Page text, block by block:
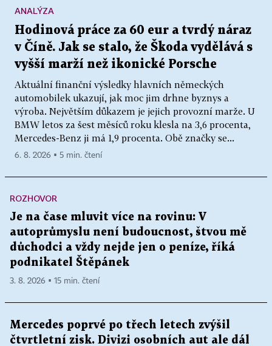
Hodinová práce za 60 eur a tvrdý náraz
v Číně. Jak se stalo, že Škoda vydělává s
vyšší marží než ikonické Porsche
Aktuální finanční výsledky hlavních německých
automobilek ukazují, jak moc jim drhne byznys a
výroba. Největším důkazem je jejich provozní marže. U
BMW letos za šest měsíců roku klesla na 3,6 procenta,
Mercedes-Benz ji má 1,9 procenta. Obě značky se...
ANALÝZA
6. 8. 2026 ▪ 5 min. čtení
ROZHOVOR
Je na čase mluvit více na rovinu: V
autoprůmyslu není budoucnost, štvou mě
důchodci a vždy nejde jen o peníze, říká
podnikatel Štěpánek
3. 8. 2026 ▪ 15 min. čtení
Mercedes poprvé po třech letech zvýšil
čtvrtletní zisk. Divizi osobních aut ale dál